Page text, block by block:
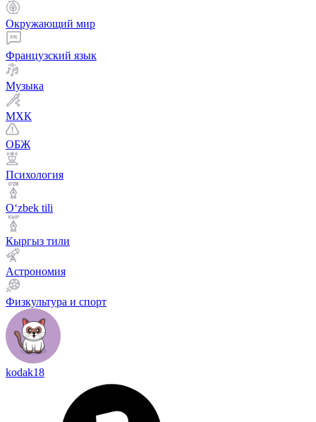
Окружающий мир
Французский язык
Музыка
МХК
ОБЖ
Психология
Оʻzbek tili
Кыргыз тили
Астрономия
Физкультура и спорт
kodak18